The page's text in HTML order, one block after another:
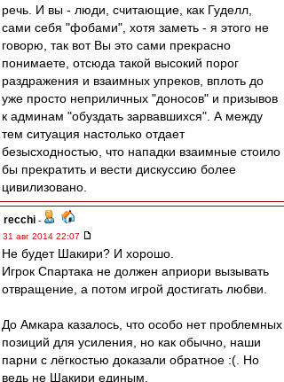
речь. И вы - люди, считающие, как Гуделл,
сами себя "фобами", хотя заметь - я этого не
говорю, так вот Вы это сами прекрасно
понимаете, отсюда такой высокий порог
раздражения и взаимных упреков, вплоть до
уже просто неприличных "доносов" и призывов
к админам "обуздать зарвавшихся". А между
тем ситуация настолько отдает
безысходностью, что нападки взаимные стоило
бы прекратить и вести дискуссию более
цивилизовано.
recchi -
31 авг 2014 22:07
Не будет Шакири? И хорошо.
Игрок Спартака не должен априори вызывать
отвращение, а потом игрой достигать любви.
До Амкара казалось, что особо нет проблемных
позиций для усиления, но как обычно, наши
парни с лёгкостью доказали обратное :(. Но
ведь не Шакири единым.